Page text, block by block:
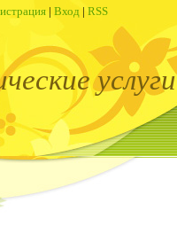
| Вход | RSS
услуги